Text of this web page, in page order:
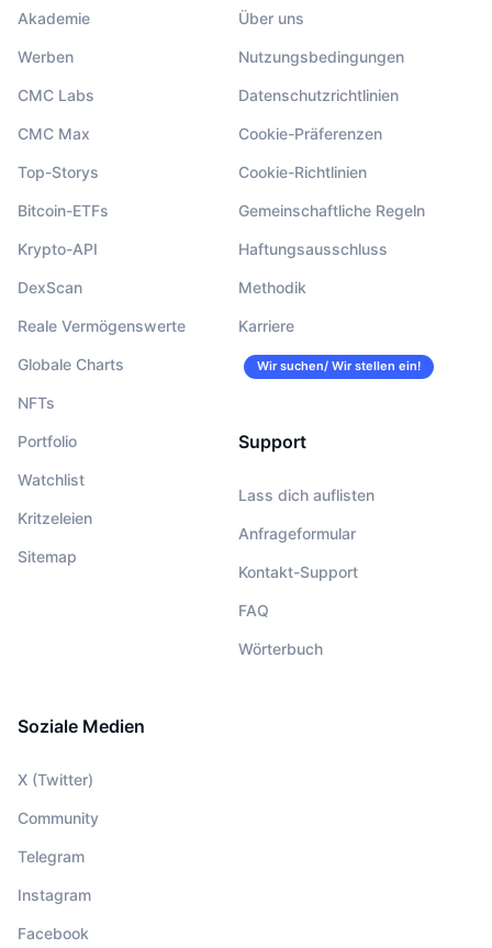
Akademie
Werben
CMC Labs
CMC Max
Top-Storys
Bitcoin-ETFs
Krypto-API
DexScan
Reale Vermögenswerte
Globale Charts
NFTs
Portfolio
Watchlist
Kritzeleien
Sitemap
Über uns
Nutzungsbedingungen
Datenschutzrichtlinien
Cookie-Präferenzen
Cookie-Richtlinien
Gemeinschaftliche Regeln
Haftungsausschluss
Methodik
Karriere
Wir suchen/ Wir stellen ein!
Support
Lass dich auflisten
Anfrageformular
Kontakt-Support
FAQ
Wörterbuch
Soziale Medien
X (Twitter)
Community
Telegram
Instagram
Facebook